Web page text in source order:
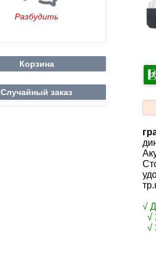
Разбудить
Корзина
Случайный заказ
√
√
√